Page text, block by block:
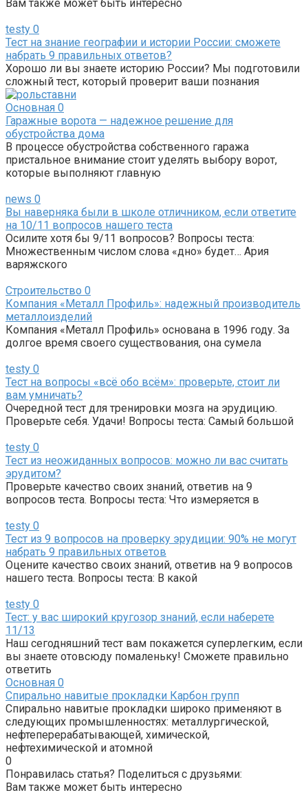
Вам также может быть интересно
testy 0
Тест на знание географии и истории России: сможете
набрать 9 правильных ответов?
Хорошо ли вы знаете историю России? Мы подготовили
сложный тест, который проверит ваши познания
Основная 0
Гаражные ворота — надежное решение для
обустройства дома
В процессе обустройства собственного гаража
пристальное внимание стоит уделять выбору ворот,
которые выполняют главную
news 0
Вы наверняка были в школе отличником, если ответите
на 10/11 вопросов нашего теста
Осилите хотя бы 9/11 вопросов? Вопросы теста:
Множественным числом слова «дно» будет… Ария
варяжского
Строительство 0
Компания «Металл Профиль»: надежный производитель
металлоизделий
Компания «Металл Профиль» основана в 1996 году. За
долгое время своего существования, она сумела
testy 0
Тест на вопросы «всё обо всём»: проверьте, стоит ли
вам умничать?
Очередной тест для тренировки мозга на эрудицию.
Проверьте себя. Удачи! Вопросы теста: Самый большой
testy 0
Тест из неожиданных вопросов: можно ли вас считать
эрудитом?
Проверьте качество своих знаний, ответив на 9
вопросов теста. Вопросы теста: Что измеряется в
testy 0
Тест из 9 вопросов на проверку эрудиции: 90% не могут
набрать 9 правильных ответов
Оцените качество своих знаний, ответив на 9 вопросов
нашего теста. Вопросы теста: В какой
testy 0
Тест: у вас широкий кругозор знаний, если наберете
11/13
Наш сегодняшний тест вам покажется суперлегким, если
вы знаете отовсюду помаленьку! Сможете правильно
ответить
Основная 0
Спирально навитые прокладки Карбон групп
Спирально навитые прокладки широко применяют в
следующих промышленностях: металлургической,
нефтеперерабатывающей, химической,
нефтехимической и атомной
0
Понравилась статья? Поделиться с друзьями:
Вам также может быть интересно